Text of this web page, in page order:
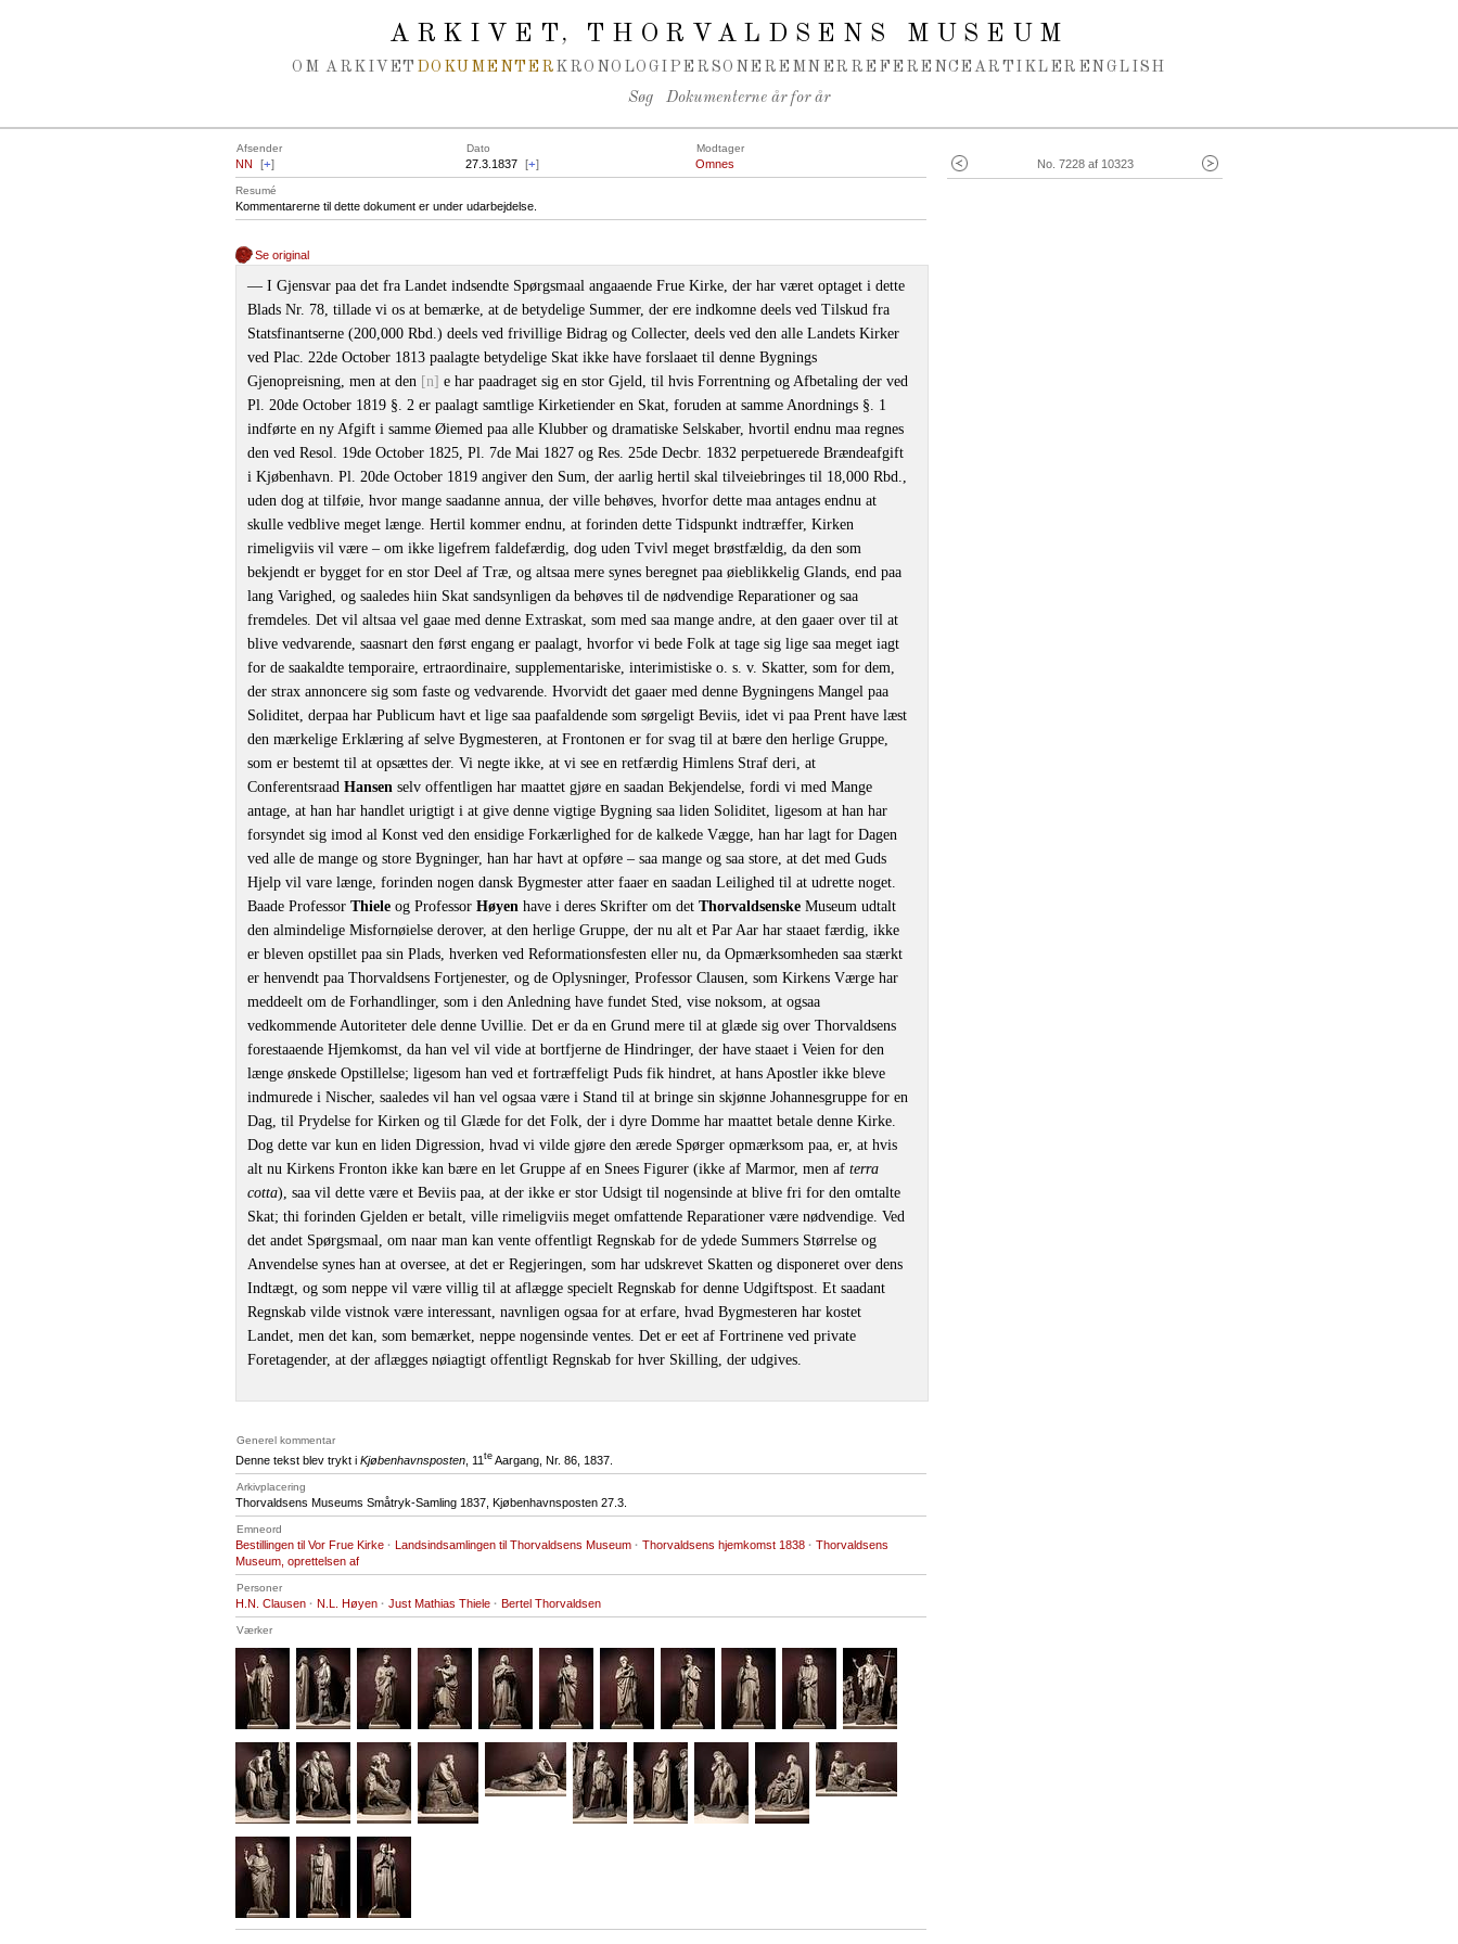
ARKIVET, THORVALDSENS MUSEUM
OM ARKIVET DOKUMENTER KRONOLOGI PERSONER EMNER REFERENCEARTIKLER ENGLISH
Søg Dokumenterne år for år
No. 7228 af 10323
Afsender Dato Modtager
NN [+] 27.3.1837 [+] Omnes
Resumé
Kommentarerne til dette dokument er under udarbejdelse.
Se original
— I Gjensvar paa det fra Landet indsendte Spørgsmaal angaaende Frue Kirke, der har været optaget i dette
Blads Nr. 78, tillade vi os at bemærke, at de betydelige Summer, der ere indkomne deels ved Tilskud fra
Statsfinantserne (200,000 Rbd.) deels ved frivillige Bidrag og Collecter, deels ved den alle Landets Kirker
ved Plac. 22de October 1813 paalagte betydelige Skat ikke have forslaaet til denne Bygnings
Gjenopreisning, men at den [n] e har paadraget sig en stor Gjeld, til hvis Forrentning og Afbetaling der ved
Pl. 20de October 1819 §. 2 er paalagt samtlige Kirketiender en Skat, foruden at samme Anordnings §. 1
indførte en ny Afgift i samme Øiemed paa alle Klubber og dramatiske Selskaber, hvortil endnu maa regnes
den ved Resol. 19de October 1825, Pl. 7de Mai 1827 og Res. 25de Decbr. 1832 perpetuerede Brændeafgift
i Kjøbenhavn. Pl. 20de October 1819 angiver den Sum, der aarlig hertil skal tilveiebringes til 18,000 Rbd.,
uden dog at tilføie, hvor mange saadanne annua, der ville behøves, hvorfor dette maa antages endnu at
skulle vedblive meget længe. Hertil kommer endnu, at forinden dette Tidspunkt indtræffer, Kirken
rimeligviis vil være – om ikke ligefrem faldefærdig, dog uden Tvivl meget brøstfældig, da den som
bekjendt er bygget for en stor Deel af Træ, og altsaa mere synes beregnet paa øieblikkelig Glands, end paa
lang Varighed, og saaledes hiin Skat sandsynligen da behøves til de nødvendige Reparationer og saa
fremdeles. Det vil altsaa vel gaae med denne Extraskat, som med saa mange andre, at den gaaer over til at
blive vedvarende, saasnart den først engang er paalagt, hvorfor vi bede Folk at tage sig lige saa meget iagt
for de saakaldte temporaire, ertraordinaire, supplementariske, interimistiske o. s. v. Skatter, som for dem,
der strax annoncere sig som faste og vedvarende. Hvorvidt det gaaer med denne Bygningens Mangel paa
Soliditet, derpaa har Publicum havt et lige saa paafaldende som sørgeligt Beviis, idet vi paa Prent have læst
den mærkelige Erklæring af selve Bygmesteren, at Frontonen er for svag til at bære den herlige Gruppe,
som er bestemt til at opsættes der. Vi negte ikke, at vi see en retfærdig Himlens Straf deri, at
Conferentsraad Hansen selv offentligen har maattet gjøre en saadan Bekjendelse, fordi vi med Mange
antage, at han har handlet urigtigt i at give denne vigtige Bygning saa liden Soliditet, ligesom at han har
forsyndet sig imod al Konst ved den ensidige Forkærlighed for de kalkede Vægge, han har lagt for Dagen
ved alle de mange og store Bygninger, han har havt at opføre – saa mange og saa store, at det med Guds
Hjelp vil vare længe, forinden nogen dansk Bygmester atter faaer en saadan Leilighed til at udrette noget.
Baade Professor Thiele og Professor Høyen have i deres Skrifter om det Thorvaldsenske Museum udtalt
den almindelige Misfornøielse derover, at den herlige Gruppe, der nu alt et Par Aar har staaet færdig, ikke
er bleven opstillet paa sin Plads, hverken ved Reformationsfesten eller nu, da Opmærksomheden saa stærkt
er henvendt paa Thorvaldsens Fortjenester, og de Oplysninger, Professor Clausen, som Kirkens Værge har
meddeelt om de Forhandlinger, som i den Anledning have fundet Sted, vise noksom, at ogsaa
vedkommende Autoriteter dele denne Uvillie. Det er da en Grund mere til at glæde sig over Thorvaldsens
forestaaende Hjemkomst, da han vel vil vide at bortfjerne de Hindringer, der have staaet i Veien for den
længe ønskede Opstillelse; ligesom han ved et fortræffeligt Puds fik hindret, at hans Apostler ikke bleve
indmurede i Nischer, saaledes vil han vel ogsaa være i Stand til at bringe sin skjønne Johannesgruppe for en
Dag, til Prydelse for Kirken og til Glæde for det Folk, der i dyre Domme har maattet betale denne Kirke.
Dog dette var kun en liden Digression, hvad vi vilde gjøre den ærede Spørger opmærksom paa, er, at hvis
alt nu Kirkens Fronton ikke kan bære en let Gruppe af en Snees Figurer (ikke af Marmor, men af terra
cotta), saa vil dette være et Beviis paa, at der ikke er stor Udsigt til nogensinde at blive fri for den omtalte
Skat; thi forinden Gjelden er betalt, ville rimeligviis meget omfattende Reparationer være nødvendige. Ved
det andet Spørgsmaal, om naar man kan vente offentligt Regnskab for de ydede Summers Størrelse og
Anvendelse synes han at oversee, at det er Regjeringen, som har udskrevet Skatten og disponeret over dens
Indtægt, og som neppe vil være villig til at aflægge specielt Regnskab for denne Udgiftspost. Et saadant
Regnskab vilde vistnok være interessant, navnligen ogsaa for at erfare, hvad Bygmesteren har kostet
Landet, men det kan, som bemærket, neppe nogensinde ventes. Det er eet af Fortrinene ved private
Foretagender, at der aflægges nøiagtigt offentligt Regnskab for hver Skilling, der udgives.
Generel kommentar
Denne tekst blev trykt i Kjøbenhavnsposten , 11 te Aargang, Nr. 86, 1837.
Arkivplacering
Thorvaldsens Museums Småtryk-Samling 1837, Kjøbenhavnsposten 27.3.
Emneord
Bestillingen til Vor Frue Kirke · Landsindsamlingen til Thorvaldsens Museum · Thorvaldsens hjemkomst 1838 · Thorvaldsens
Museum, oprettelsen af
Personer
H.N. Clausen · N.L. Høyen · Just Mathias Thiele · Bertel Thorvaldsen
Værker